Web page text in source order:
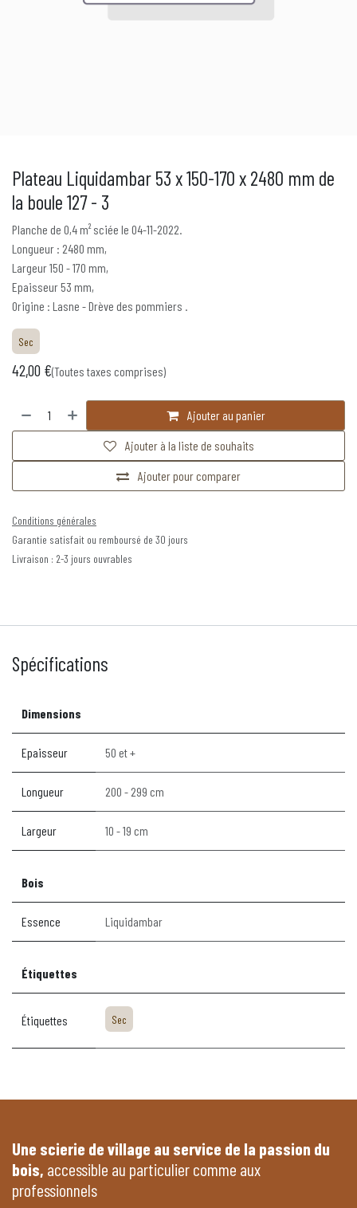
Plateau Liquidambar 53 x 150-170 x 2480 mm de
la boule 127 - 3
Planche de 0,4 m² sciée le 04-11-2022.
Longueur : 2480 mm,
Largeur 150 - 170 mm,
Epaisseur 53 mm,
Origine : Lasne - Drève des pommiers .
Sec
42,00 €(Toutes taxes comprises)
Ajouter au panier
Ajouter pour comparer
Ajouter à la liste de souhaits
Conditions générales
Garantie satisfait ou remboursé de 30 jours
Livraison : 2-3 jours ouvrables
Spécifications
Dimensions
Epaisseur 50 et +
Longueur 200 - 299 cm
Largeur 10 - 19 cm
Bois
Essence Liquidambar
Étiquettes
Étiquettes Sec
Une scierie de village au service de la passion du
bois, accessible au particulier comme aux
professionnels